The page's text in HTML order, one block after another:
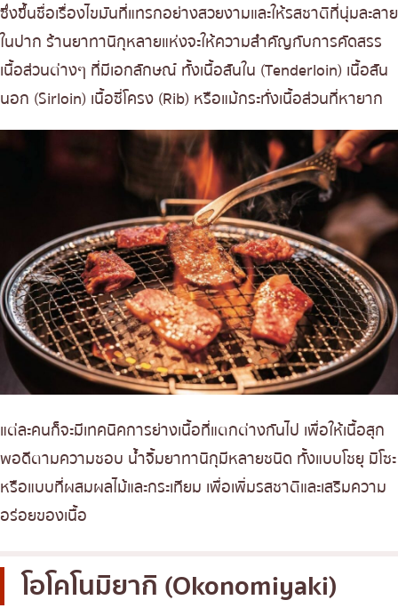
ซึ่งขึ้นชื่อเรื่องไขมันที่แทรกอย่างสวยงามและให้รสชาติที่นุ่มละลาย
ในปาก ร้านยาทานิกุหลายแห่งจะให้ความสำคัญกับการคัดสรร
เนื้อส่วนต่างๆ ที่มีเอกลักษณ์ ทั้งเนื้อสันใน (Tenderloin) เนื้อสัน
นอก (Sirloin) เนื้อซี่โครง (Rib) หรือแม้กระทั่งเนื้อส่วนที่หายาก
แต่ละคนก็จะมีเทคนิคการย่างเนื้อที่แตกต่างกันไป เพื่อให้เนื้อสุก
พอดีตามความชอบ น้ำจิ้มยาทานิกุมีหลายชนิด ทั้งแบบโชยุ มิโซะ
หรือแบบที่ผสมผลไม้และกระเทียม เพื่อเพิ่มรสชาติและเสริมความ
อร่อยของเนื้อ
โอโคโนมิยากิ (Okonomiyaki)